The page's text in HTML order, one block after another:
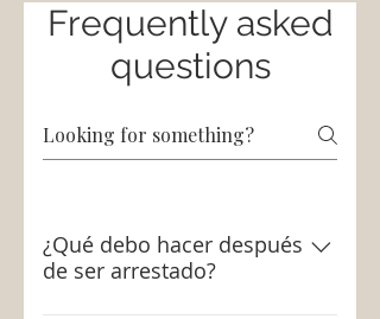
Frequently asked
questions
¿Qué debo hacer después
de ser arrestado?